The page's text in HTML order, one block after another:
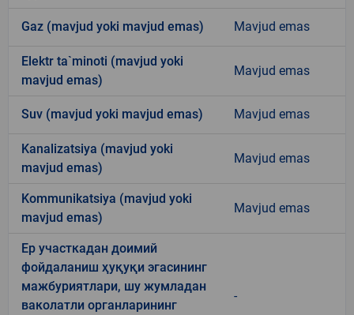
Gaz (mavjud yoki mavjud emas) Mavjud emas
Elektr ta`minoti (mavjud yoki
mavjud emas)
Mavjud emas
Suv (mavjud yoki mavjud emas) Mavjud emas
Kanalizatsiya (mavjud yoki
mavjud emas)
Mavjud emas
Kommunikatsiya (mavjud yoki
mavjud emas)
Mavjud emas
Ер участкадан доимий
фойдаланиш ҳуқуқи эгасининг
мажбуриятлари, шу жумладан
ваколатли органларининг
-